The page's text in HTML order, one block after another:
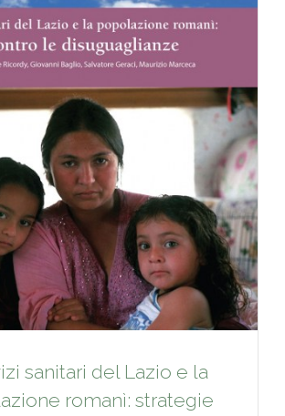
sanitari del Lazio e la
romanì: strategie